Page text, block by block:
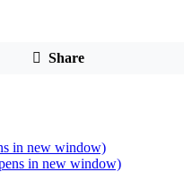
Share
in new window)
in new window)